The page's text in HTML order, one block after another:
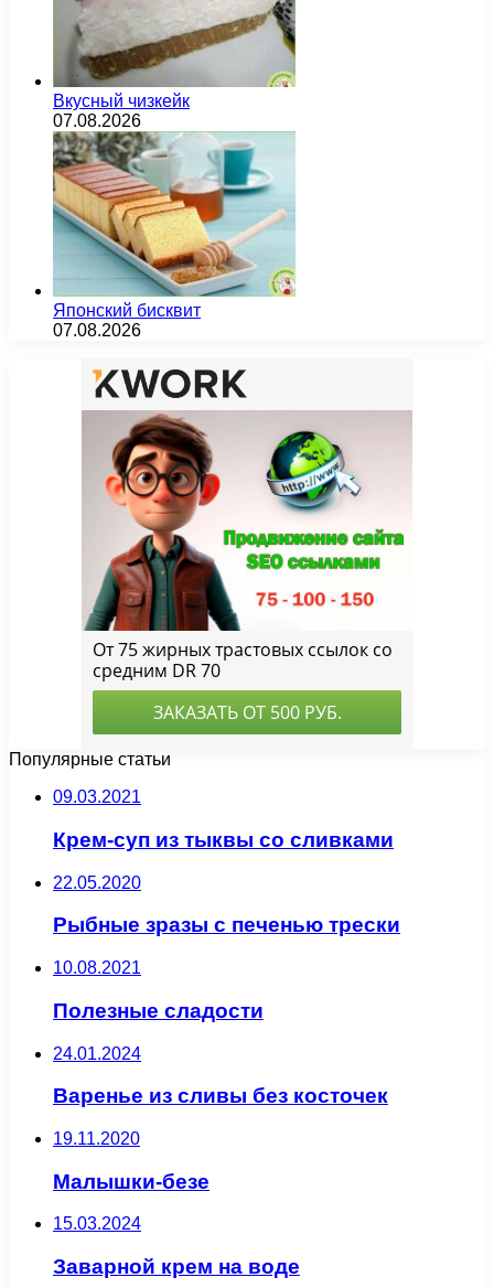
Вкусный чизкейк
07.08.2026
Японский бисквит
07.08.2026
Популярные статьи
09.03.2021
Крем-суп из тыквы со сливками
22.05.2020
Рыбные зразы с печенью трески
10.08.2021
Полезные сладости
24.01.2024
Варенье из сливы без косточек
19.11.2020
Малышки-безе
15.03.2024
Заварной крем на воде